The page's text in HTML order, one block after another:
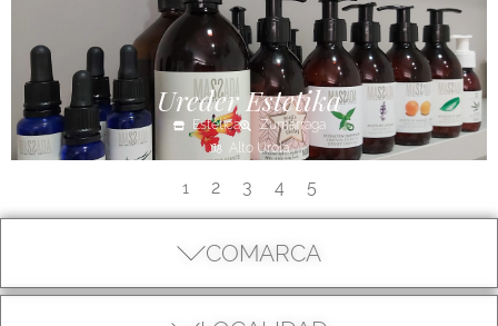
COMARCA
Ureder Estetika
Estética
Zumarraga
Alto Urola
1 2 3 4 5